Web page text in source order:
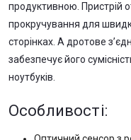
продуктивною. Пристрій
прокручування для
сторінках. А дротове
забезпечує його
ноутбуків.
Особливості: